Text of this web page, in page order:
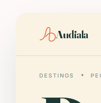
Audiala
DESTINOS